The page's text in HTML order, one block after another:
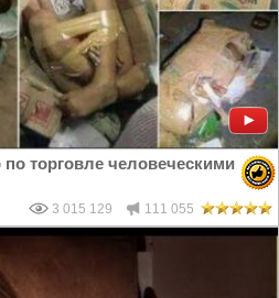
торговле человеческими
3 015 129 111 055